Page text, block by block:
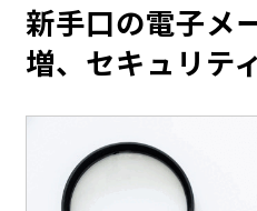
新手口の電子メ
増、セキュリテ